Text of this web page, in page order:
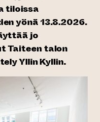
tiloissa
yönä 13.8.2026.
jo
Taiteen talon
Yllin Kyllin.